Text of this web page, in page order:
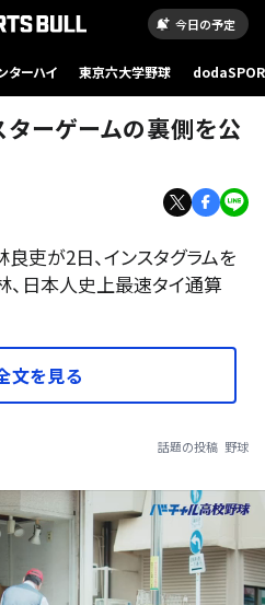
今日の予定
ターハイ 東京六大学野球
ターゲームの裏側を公
吏が2日、インスタグラムを
、日本人史上最速タイ通算
文を見る
話題の投稿 野球